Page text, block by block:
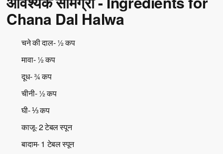
Chana Dal Halwa
चने की दाल- ½ कप
मावा- ½ कप
दूध- ¾ कप
चीनी- ½ कप
घी- ⅓ कप
काजू- 2 टेबल स्पून
बादाम- 1 टेबल स्पून